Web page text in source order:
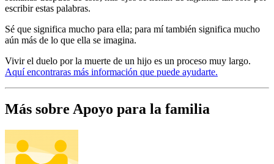
escribir estas palabras.
Sé que significa mucho para ella; para mí también significa mucho
aún más de lo que ella se imagina.
Vivir el duelo por la muerte de un hijo es un proceso muy largo.
Aquí encontraras más información que puede ayudarte.
Más sobre Apoyo para la familia